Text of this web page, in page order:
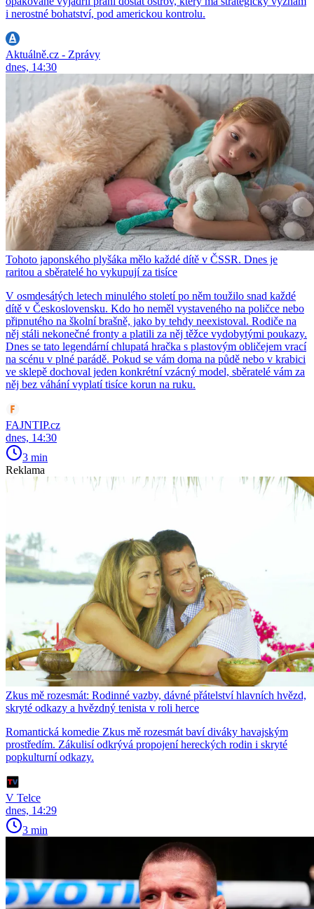
i nerostné bohatství, pod americkou kontrolu.
Aktuálně.cz - Zprávy
dnes, 14:30
Tohoto japonského plyšáka mělo každé dítě v ČSSR. Dnes je
raritou a sběratelé ho vykupují za tisíce
V osmdesátých letech minulého století po něm toužilo snad každé
dítě v Československu. Kdo ho neměl vystaveného na poličce nebo
připnutého na školní brašně, jako by tehdy neexistoval. Rodiče na
něj stáli nekonečné fronty a platili za něj těžce vydobytými poukazy.
Dnes se tato legendární chlupatá hračka s plastovým obličejem vrací
na scénu v plné parádě. Pokud se vám doma na půdě nebo v krabici
ve sklepě dochoval jeden konkrétní vzácný model, sběratelé vám za
něj bez váhání vyplatí tisíce korun na ruku.
FAJNTIP.cz
dnes, 14:30
3 min
Reklama
Zkus mě rozesmát: Rodinné vazby, dávné přátelství hlavních hvězd,
skryté odkazy a hvězdný tenista v roli herce
Romantická komedie Zkus mě rozesmát baví diváky havajským
prostředím. Zákulisí odkrývá propojení hereckých rodin i skryté
popkulturní odkazy.
V Telce
dnes, 14:29
3 min